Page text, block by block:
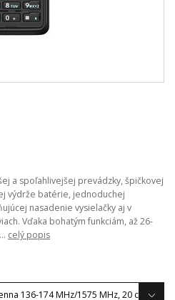
a spoľahlivejšej prevádzky, špičkovej
výdrže batérie, jednoduchej
nasadenie vysielačky aj v
Vďaka bohatým funkciám, až 26-
celý popis